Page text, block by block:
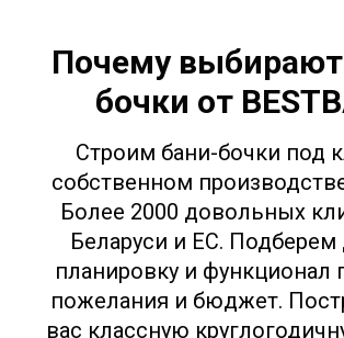
Почему
бочки от
Строим бани-бочки под
собственном
Более 2000 довольных
Беларуси и ЕС. Подберем
планировку и функционал
пожелания и бюджет.
вас классную